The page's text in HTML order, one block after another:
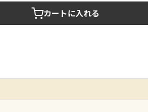
を選択できる商品です
で受取ができる商品です（宅配便でのお届けが
品は、全て同じ店舗での受取となります
カートに入れる